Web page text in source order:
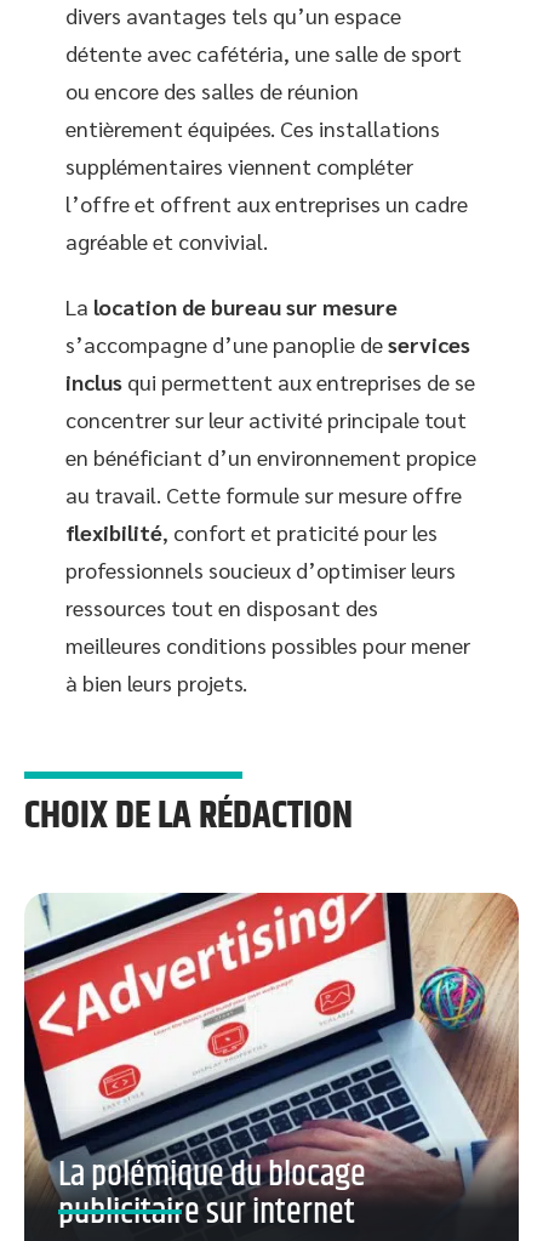
divers avantages tels qu’un espace
détente avec cafétéria, une salle de sport
ou encore des salles de réunion
entièrement équipées. Ces installations
supplémentaires viennent compléter
l’offre et offrent aux entreprises un cadre
agréable et convivial.
La location de bureau sur mesure
s’accompagne d’une panoplie deservices
inclus qui permettent aux entreprises de se
concentrer sur leur activité principale tout
en bénéficiant d’un environnement propice
au travail. Cette formule sur mesure offre
flexibilité, confort et praticité pour les
professionnels soucieux d’optimiser leurs
ressources tout en disposant des
meilleures conditions possibles pour mener
à bien leurs projets.
CHOIX DE LA RÉDACTION
La polémique du blocage
publicitaire sur internet